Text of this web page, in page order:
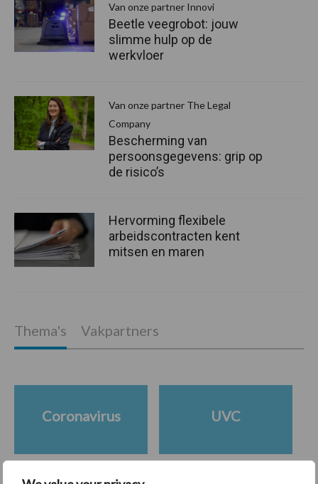
Van onze partner Innovi
Beetle veegrobot: jouw
slimme hulp op de
werkvloer
Van onze partner The Legal
Company
Bescherming van
persoonsgegevens: grip op
de risico’s
Hervorming flexibele
arbeidscontracten kent
mitsen en maren
Thema's Vakpartners
Coronavirus UVC